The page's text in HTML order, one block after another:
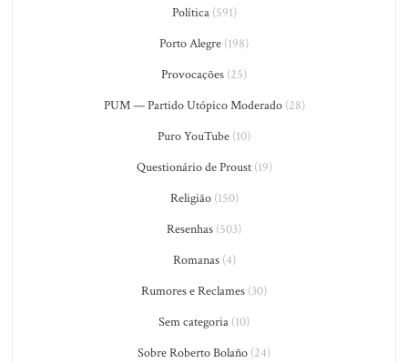
Política(591)
Porto Alegre (198)
Provocações (25)
PUM — Partido Utópico Moderado(28)
Puro YouTube (10)
Questionário de Proust(19)
Religião(150)
Resenhas (503)
Romanas(4)
Rumores e Reclames (30)
Sem categoria (10)
Sobre Roberto Bolaño (24)